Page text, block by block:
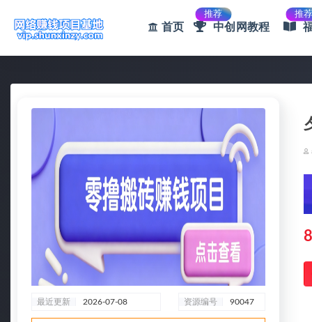
首页
推荐
中创网教程
推荐
最近更新 2026-07-08 资源编号 90047